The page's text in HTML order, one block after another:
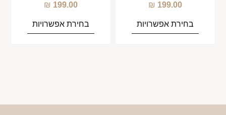
199.00
₪
בחירת אפשרויות
199.00
₪
בחירת אפשרויות